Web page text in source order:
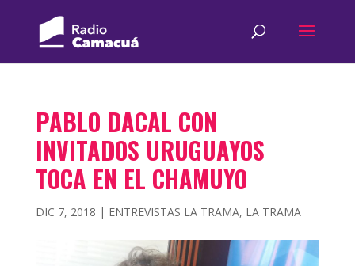
PABLO DACAL CON
INVITADOS URUGUAYOS
TOCA EN EL CHAMUYO
DIC 7, 2018 | ENTREVISTAS LA TRAMA, LA TRAMA